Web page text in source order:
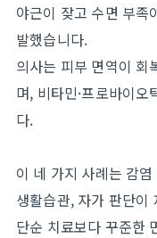
야근이 잦고 수면 부족
발했습니다.
의사는 피부 면역이 회
며, 비타민·프로바이
다.
이 네 가지 사례는 감
생활습관, 자가 판단이
단순 치료보다 꾸준한